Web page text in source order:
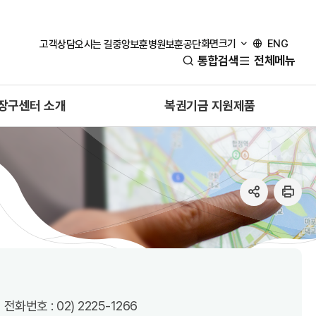
고객상담오시는 길중앙보훈병원보훈공단화면크기 ENG
통합검색 전체메뉴
구센터 소개 복권기금 지원제품
SNS
공
유
인
쇄
전화번호 : 02) 2225-1266